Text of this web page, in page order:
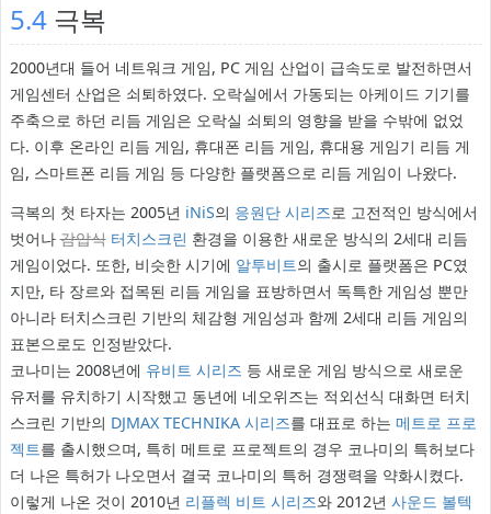
5.4극복
2000년대 들어 네트워크 게임, PC 게임 산업이 급속도로 발전하면서
게임센터 산업은 쇠퇴하였다. 오락실에서 가동되는 아케이드 기기를
주축으로 하던 리듬 게임은 오락실 쇠퇴의 영향을 받을 수밖에 없었
다. 이후 온라인 리듬 게임, 휴대폰 리듬 게임, 휴대용 게임기 리듬 게
임, 스마트폰 리듬 게임 등 다양한 플랫폼으로 리듬 게임이 나왔다.
극복의 첫 타자는 2005년 iNiS의 응원단 시리즈로 고전적인 방식에서
벗어나감압식 터치스크린 환경을 이용한 새로운 방식의 2세대 리듬
게임이었다. 또한, 비슷한 시기에 알투비트의 출시로 플랫폼은 PC였
지만, 타 장르와 접목된 리듬 게임을 표방하면서 독특한 게임성 뿐만
아니라 터치스크린 기반의 체감형 게임성과 함께 2세대 리듬 게임의
표본으로도 인정받았다.
코나미는 2008년에 유비트 시리즈 등 새로운 게임 방식으로 새로운
유저를 유치하기 시작했고 동년에 네오위즈는 적외선식 대화면 터치
스크린 기반의 DJMAX TECHNIKA 시리즈를 대표로 하는 메트로 프로
젝트를 출시했으며, 특히 메트로 프로젝트의 경우 코나미의 특허보다
더 나은 특허가 나오면서 결국 코나미의 특허 경쟁력을 약화시켰다.
이렇게 나온 것이 2010년 리플렉 비트 시리즈와 2012년 사운드 볼텍